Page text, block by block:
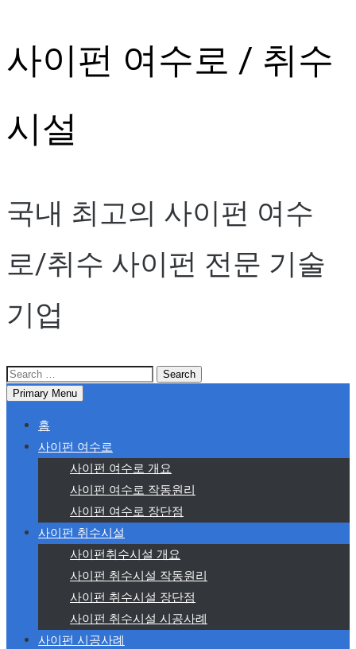
to
content
사이펀 여수로 / 취수
시설
국내 최고의 사이펀 여수
로/취수 사이펀 전문 기술
기업
Search
for:Primary Menu
홈
사이펀 여수로
사이펀 여수로 개요
사이펀 여수로 작동원리
사이펀 여수로 장단점
사이펀 취수시설
사이펀취수시설 개요
사이펀 취수시설 작동원리
사이펀 취수시설 장단점
사이펀 취수시설 시공사례
사이펀 시공사례